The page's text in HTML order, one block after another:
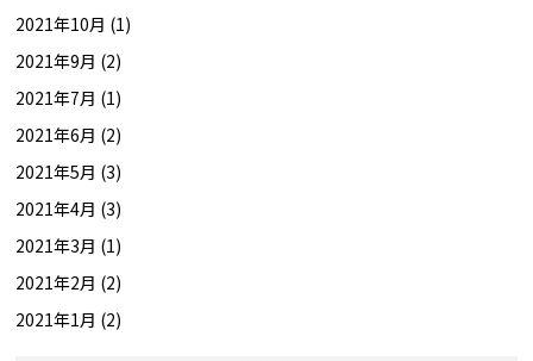
2021年10月 (1)
2021年9月 (2)
2021年7月 (1)
2021年6月 (2)
2021年5月 (3)
2021年4月 (3)
2021年3月 (1)
2021年2月 (2)
2021年1月 (2)